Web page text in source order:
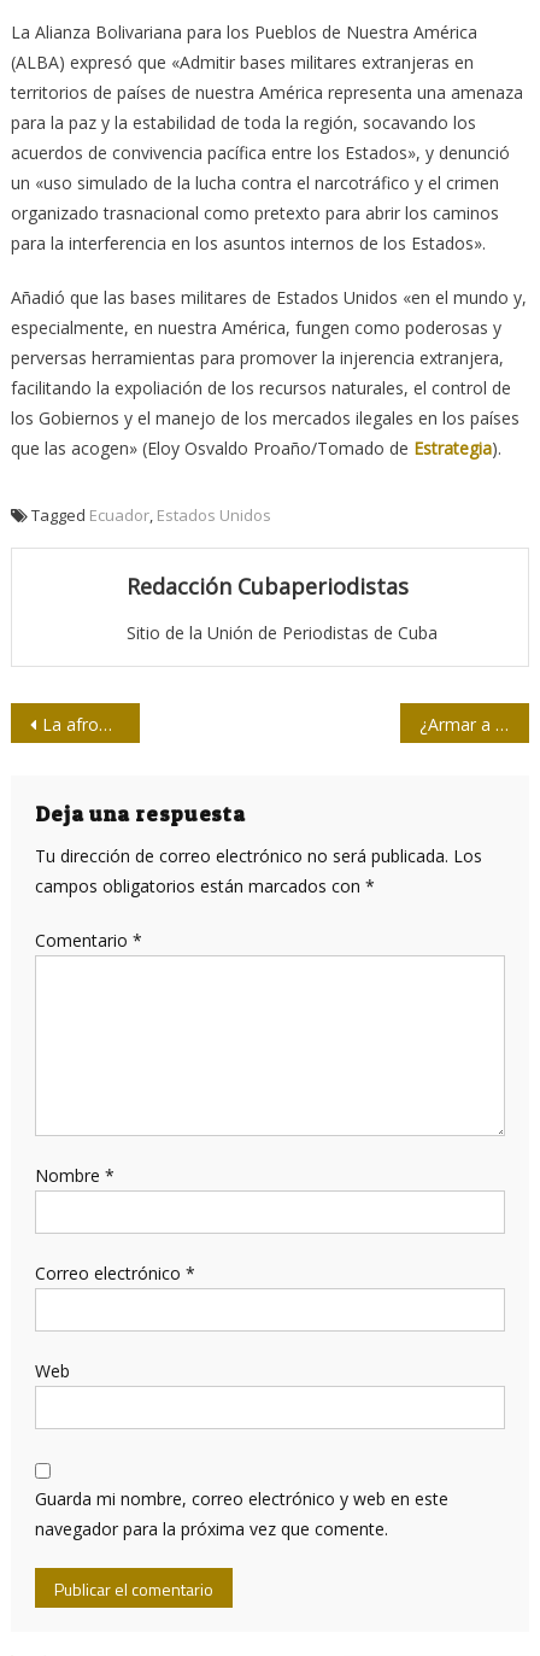
La Alianza Bolivariana para los Pueblos de Nuestra América
(ALBA) expresó que «Admitir bases militares extranjeras en
territorios de países de nuestra América representa una amenaza
para la paz y la estabilidad de toda la región, socavando los
acuerdos de convivencia pacífica entre los Estados», y denunció
un «uso simulado de la lucha contra el narcotráfico y el crimen
organizado trasnacional como pretexto para abrir los caminos
para la interferencia en los asuntos internos de los Estados».
Añadió que las bases militares de Estados Unidos «en el mundo y,
especialmente, en nuestra América, fungen como poderosas y
perversas herramientas para promover la injerencia extranjera,
facilitando la expoliación de los recursos naturales, el control de
los Gobiernos y el manejo de los mercados ilegales en los países
que las acogen» (Eloy Osvaldo Proaño/Tomado de Estrategia).
Tagged Ecuador, Estados Unidos
Redacción Cubaperiodistas
Sitio de la Unión de Periodistas de Cuba
Navegación
entradas
La afroderecha no es, ni puede ser, una propuesta emancipadora ¿Armar a un Estado genocida para pedirle luego moderación?
Deja una respuesta
Tu dirección de correo electrónico no será publicada. Los
campos obligatorios están marcados con *
Comentario *
Nombre *
Correo electrónico *
Web
Guarda mi nombre, correo electrónico y web en este
navegador para la próxima vez que comente.